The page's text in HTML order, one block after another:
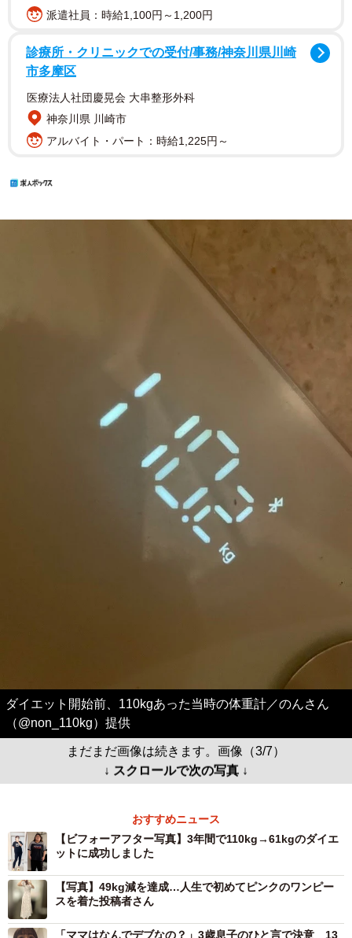
派遣社員：時給1,100円～1,200円
診療所・クリニックでの受付/事務/神奈川県川崎
市多摩区
医療法人社団慶晃会 大串整形外科
神奈川県 川崎市
アルバイト・パート：時給1,225円～
ダイエット開始前、110kgあった当時の体重計／のんさん
（@non_110kg）提供
まだまだ画像は続きます。画像（3/7）
↓ スクロールで次の写真 ↓
おすすめニュース
【ビフォーアフター写真】3年間で110kg→61kgのダイエ
ットに成功しました
【写真】49kg減を達成…人生で初めてピンクのワンピー
スを着た投稿者さん
「ママはなんでデブなの？」3歳息子のひと言で決意 13